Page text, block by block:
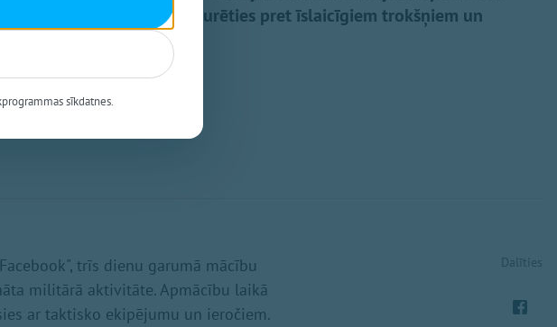
tiek aicināti ar sapratni izturēties pret īslaicīgiem trokšņiem un
klātbūtni.
trīs dienu garumā mācību
militārā aktivitāte. Apmācību laikā
ar taktisko ekipējumu un ieročiem.
Dalīties
sīkdatnes.